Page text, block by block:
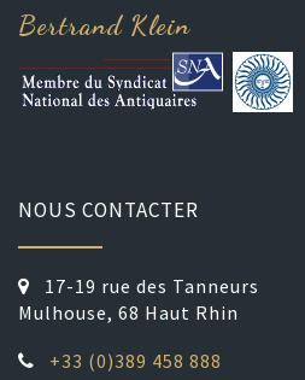
Bertrand Klein
NOUS CONTACTER
17-19 rue des Tanneurs
Mulhouse, 68 Haut Rhin
+33 (0)389 458 888